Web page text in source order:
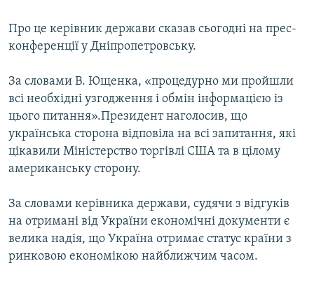
СПЕЦПРОЄКТИ
ПОДКАСТИ
КРИМ РЕАЛІЇ
РУС
УКР
КТАТ
ДОЛУЧАЙСЯ!
Про це керівник держави сказав сьогодні на прес-
конференції у Дніпропетровську.
За словами В. Ющенка, «процедурно ми пройшли
всі необхідні узгодження і обмін інформацією із
цього питання».Президент наголосив, що
українська сторона відповіла на всі запитання, які
цікавили Міністерство торгівлі США та в цілому
американську сторону.
За словами керівника держави, судячи з відгуків
на отримані від України економічні документи є
велика надія, що Україна отримає статус країни з
ринковою економікою найближчим часом.